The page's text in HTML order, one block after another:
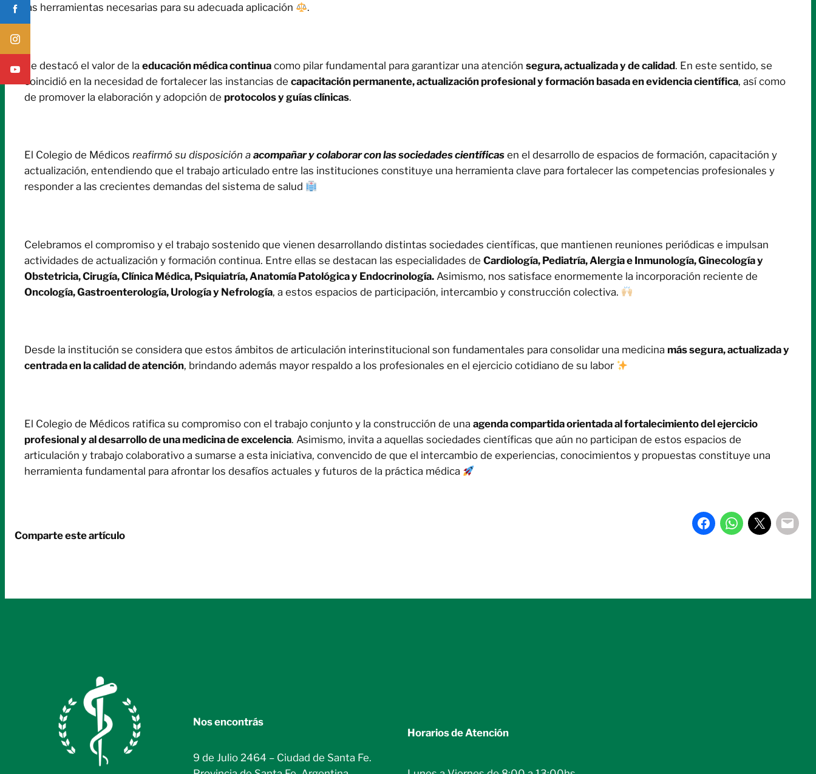
las herramientas necesarias para su adecuada aplicación
.
Se destacó el valor de la educación médica continua como pilar fundamental para garantizar una atención segura, actualizada y de calidad. En este sentido, se
coincidió en la necesidad de fortalecer las instancias de capacitación permanente, actualización profesional y formación basada en evidencia científica, así como
de promover la elaboración y adopción de protocolos y guías clínicas.
El Colegio de Médicos reafirmó su disposición a acompañar y colaborar con las sociedades científicas en el desarrollo de espacios de formación, capacitación y
actualización, entendiendo que el trabajo articulado entre las instituciones constituye una herramienta clave para fortalecer las competencias profesionales y
responder a las crecientes demandas del sistema de salud
Celebramos el compromiso y el trabajo sostenido que vienen desarrollando distintas sociedades científicas, que mantienen reuniones periódicas e impulsan
actividades de actualización y formación continua. Entre ellas se destacan las especialidades de Cardiología, Pediatría, Alergia e Inmunología, Ginecología y
Obstetricia, Cirugía, Clínica Médica, Psiquiatría, Anatomía Patológica y Endocrinología. Asimismo, nos satisface enormemente la incorporación reciente de
Oncología, Gastroenterología, Urología y Nefrología, a estos espacios de participación, intercambio y construcción colectiva.
Desde la institución se considera que estos ámbitos de articulación interinstitucional son fundamentales para consolidar una medicina más segura, actualizada y
centrada en la calidad de atención, brindando además mayor respaldo a los profesionales en el ejercicio cotidiano de su labor
El Colegio de Médicos ratifica su compromiso con el trabajo conjunto y la construcción de una agenda compartida orientada al fortalecimiento del ejercicio
profesional y al desarrollo de una medicina de excelencia. Asimismo, invita a aquellas sociedades científicas que aún no participan de estos espacios de
articulación y trabajo colaborativo a sumarse a esta iniciativa, convencido de que el intercambio de experiencias, conocimientos y propuestas constituye una
herramienta fundamental para afrontar los desafíos actuales y futuros de la práctica médica
Comparte este artículo
Nos encontrás
9 de Julio 2464 – Ciudad de Santa Fe.
Horarios de Atención